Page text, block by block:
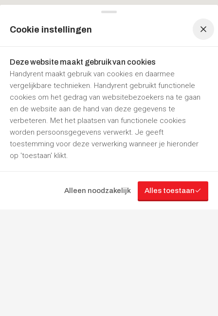
Cookie instellingen
Deze website maakt gebruik van cookies
Handyrent maakt gebruik van cookies en daarmee
vergelijkbare technieken. Handyrent gebruikt functionele
cookies om het gedrag van websitebezoekers na te gaan
en de website aan de hand van deze gegevens te
verbeteren. Met het plaatsen van functionele cookies
worden persoonsgegevens verwerkt. Je geeft
toestemming voor deze verwerking wanneer je hieronder
op 'toestaan' klikt.
Alleen noodzakelijk Alles toestaan